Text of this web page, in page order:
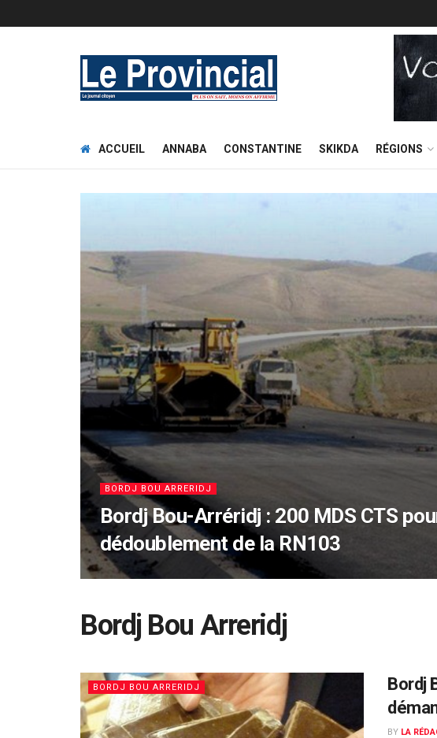
ACCUEIL ANNABA CONSTANTINE SKIKDA RÉGIONS
BORDJ BOU ARRERIDJ
Bordj Bou-Arréridj : 200 MDS CTS
dédoublement de la RN103
Bordj Bou Arreridj
BORDJ BOU ARRERIDJ
Bordj
BY LA